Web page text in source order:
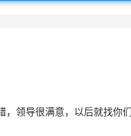
，领导很满意，以后就找你